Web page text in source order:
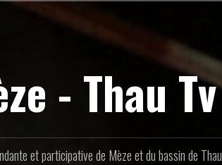
- Thau Tv
et participative de Mèze et du bassin de Thau